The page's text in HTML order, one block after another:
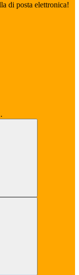
di posta elettronica!